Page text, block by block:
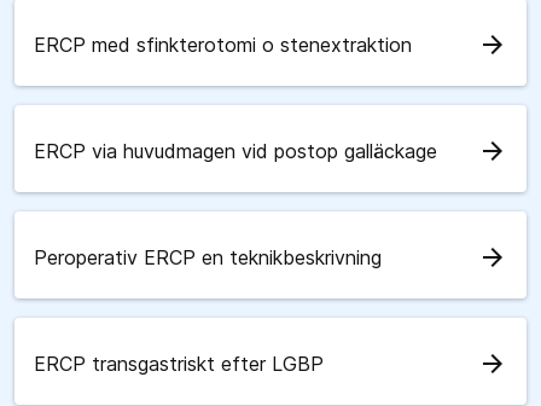
ERCP med sfinkterotomi o stenextraktion arrow_forward
ERCP via huvudmagen vid postop galläckage arrow_forward
Peroperativ ERCP en teknikbeskrivning arrow_forward
ERCP transgastriskt efter LGBP arrow_forward